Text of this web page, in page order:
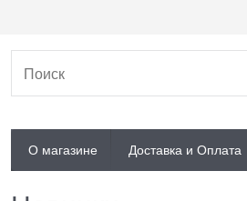
О магазине Доставка и Оплата